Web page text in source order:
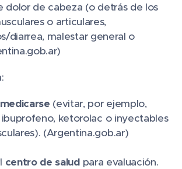
dolor de cabeza (o detrás de los
o articulares,
diarrea, malestar general o
(evitar, por ejemplo,
ibuprofeno, ketorolac o inyectables
(Argentina.gob.ar)
centro de saludpara evaluación.